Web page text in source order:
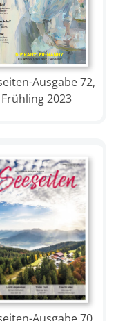
Ausgabe 72,
Frühling 2023